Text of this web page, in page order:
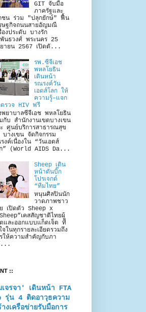
GIT จับมือ
ภาครัฐและ
ชน ร่วม "ปลุกยักษ์" ฟื้น
ษฐกิจถนนสายอัญมณี
องประดับ บางรัก
นธวงศ์ พระนคร 25
ายน 2567 เปิดตั...
รพ.ซีจีเอช
พหลโยธิน
เดินหน้า
รณรงค์วัน
เอดส์โลก ให้
ความรู้–แจก
รวจ HIV ฟรี
พยาบาลซีจีเอช พหลโยธิน
กับ สำนักงานเขตบางเขน
ศูนย์บริการสาธารณสุข
บางเขน จัดกิจกรรม
งค์เนื่องใน “วันเอดส์
ก” (World AIDS Da...
Sheep เดิน
หน้าดันบิ๊ก
โปรเจกต์
“ทีมไทย”
หนุนศิลปินนัก
วาดภาพชาว
ย เปิดตัว Sheep x
เคสสัญชาติไทยผู้
และออกแบบแก็ดเจ็ต ที่
จในทุกรายละเอียดรวมถึง
ให้ความสำคัญกับภา
...
::
จรจา' เดินหน้า FTA
รุ่น 4 ติดอาวุธความ
งเครือข่ายรับมือการ